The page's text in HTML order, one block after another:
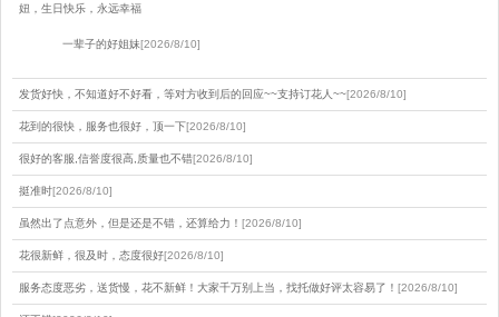
妞，生日快乐，永远幸福
一辈子的好姐妹[2026/8/10]
发货好快，不知道好不好看，等对方收到后的回应~~支持订花人~~[2026/8/10]
花到的很快，服务也很好，顶一下[2026/8/10]
很好的客服,信誉度很高,质量也不错[2026/8/10]
挺准时[2026/8/10]
虽然出了点意外，但是还是不错，还算给力！ [2026/8/10]
花很新鲜，很及时，态度很好[2026/8/10]
服务态度恶劣，送货慢，花不新鲜！大家千万别上当，找托做好评太容易了！ [2026/8/10]